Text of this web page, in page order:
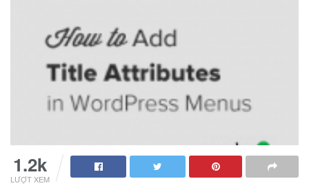
1.2k
LƯỢT XEM